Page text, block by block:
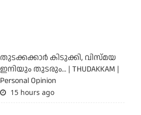
തുടക്കക്കാര്‍ കിടുക്കി, വിസ്മയ
ഇനിയും തുടരും... | THUDAKKAM |
Personal Opinion
15 hours ago